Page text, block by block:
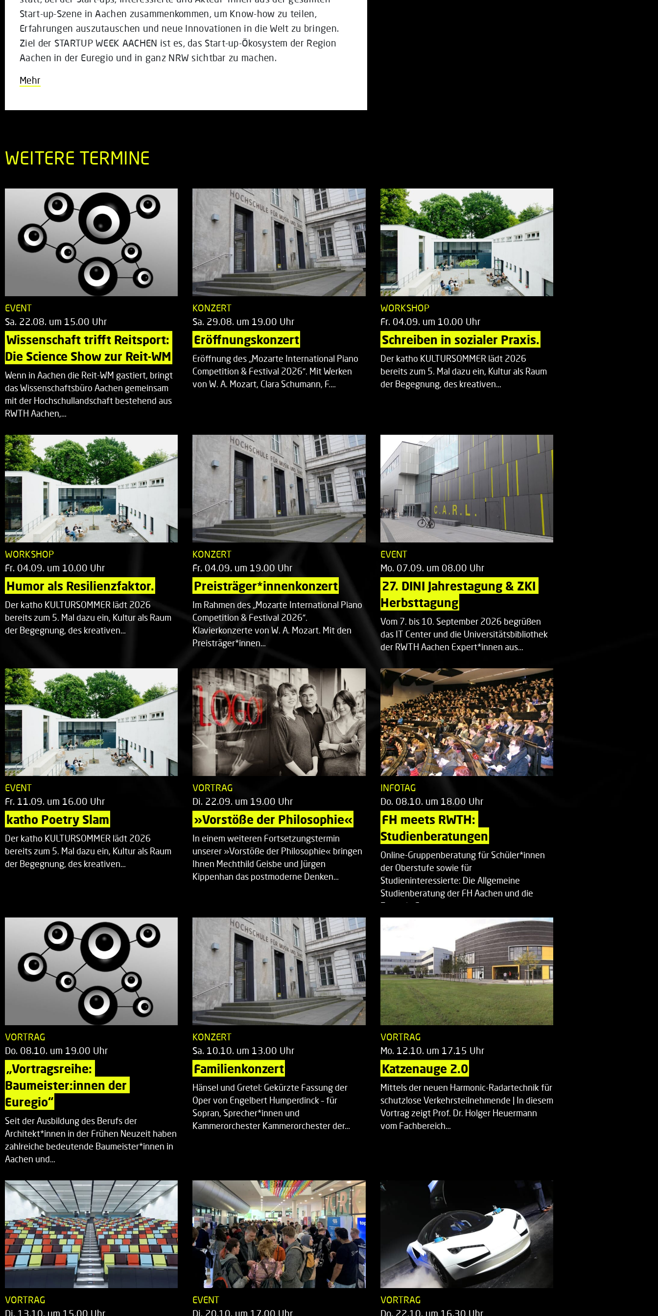
Start-up-Szene in Aachen zusammenkommen, um Know-how zu teilen,
Erfahrungen auszutauschen und neue Innovationen in die Welt zu bringen.
Ziel der STARTUP WEEK AACHEN ist es, das Start-up-Ökosystem der Region
Aachen in der Euregio und in ganz NRW sichtbar zu machen.
Mehr
WEITERE TERMINE
EVENT
Sa. 22.08. um 15.00 Uhr
Wissenschaft trifft Reitsport:
Die Science Show zur Reit-WM
Wenn in Aachen die Reit-WM gastiert, bringt
das Wissenschaftsbüro Aachen gemeinsam
mit der Hochschullandschaft bestehend aus
RWTH Aachen,…
KONZERT
Sa. 29.08. um 19.00 Uhr
Eröffnungskonzert
Eröffnung des „Mozarte International Piano
Competition & Festival 2026“. Mit Werken
von W. A. Mozart, Clara Schumann, F.…
WORKSHOP
Fr. 04.09. um 10.00 Uhr
Schreiben in sozialer Praxis.
Der katho KULTURSOMMER lädt 2026
bereits zum 5. Mal dazu ein, Kultur als Raum
der Begegnung, des kreativen…
WORKSHOP
Fr. 04.09. um 10.00 Uhr
Humor als Resilienzfaktor.
Der katho KULTURSOMMER lädt 2026
bereits zum 5. Mal dazu ein, Kultur als Raum
der Begegnung, des kreativen…
KONZERT
Fr. 04.09. um 19.00 Uhr
Preisträger*innenkonzert
Im Rahmen des „Mozarte International Piano
Competition & Festival 2026“.
Klavierkonzerte von W. A. Mozart. Mit den
Preisträger*innen…
EVENT
Mo. 07.09. um 08.00 Uhr
27. DINI Jahrestagung & ZKI
Herbsttagung
Vom 7. bis 10. September 2026 begrüßen
das IT Center und die Universitätsbibliothek
der RWTH Aachen Expert*innen aus…
EVENT
Fr. 11.09. um 16.00 Uhr
katho Poetry Slam
Der katho KULTURSOMMER lädt 2026
bereits zum 5. Mal dazu ein, Kultur als Raum
der Begegnung, des kreativen…
VORTRAG
Di. 22.09. um 19.00 Uhr
»Vorstöße der Philosophie«
In einem weiteren Fortsetzungstermin
unserer »Vorstöße der Philosophie« bringen
Ihnen Mechthild Geisbe und Jürgen
Kippenhan das postmoderne Denken…
INFOTAG
Do. 08.10. um 18.00 Uhr
FH meets RWTH:
Studienberatungen
Online-Gruppenberatung für Schüler*innen
der Oberstufe sowie für
Studieninteressierte: Die Allgemeine
Studienberatung der FH Aachen und die
Zentrale Studienberatung…
VORTRAG
Do. 08.10. um 19.00 Uhr
„Vortragsreihe:
Baumeister:innen der
Euregio“
Seit der Ausbildung des Berufs der
Architekt*innen in der Frühen Neuzeit haben
zahlreiche bedeutende Baumeister*innen in
Aachen und…
KONZERT
Sa. 10.10. um 13.00 Uhr
Familienkonzert
Hänsel und Gretel: Gekürzte Fassung der
Oper von Engelbert Humperdinck – für
Sopran, Sprecher*innen und
Kammerorchester Kammerorchester der…
VORTRAG
Mo. 12.10. um 17.15 Uhr
Katzenauge 2.0
Mittels der neuen Harmonic-Radartechnik für
schutzlose Verkehrsteilnehmende | In diesem
Vortrag zeigt Prof. Dr. Holger Heuermann
vom Fachbereich…
VORTRAG
Di. 13.10. um 15.00 Uhr
EVENT
Di. 20.10. um 17.00 Uhr
VORTRAG
Do. 22.10. um 16.30 Uhr